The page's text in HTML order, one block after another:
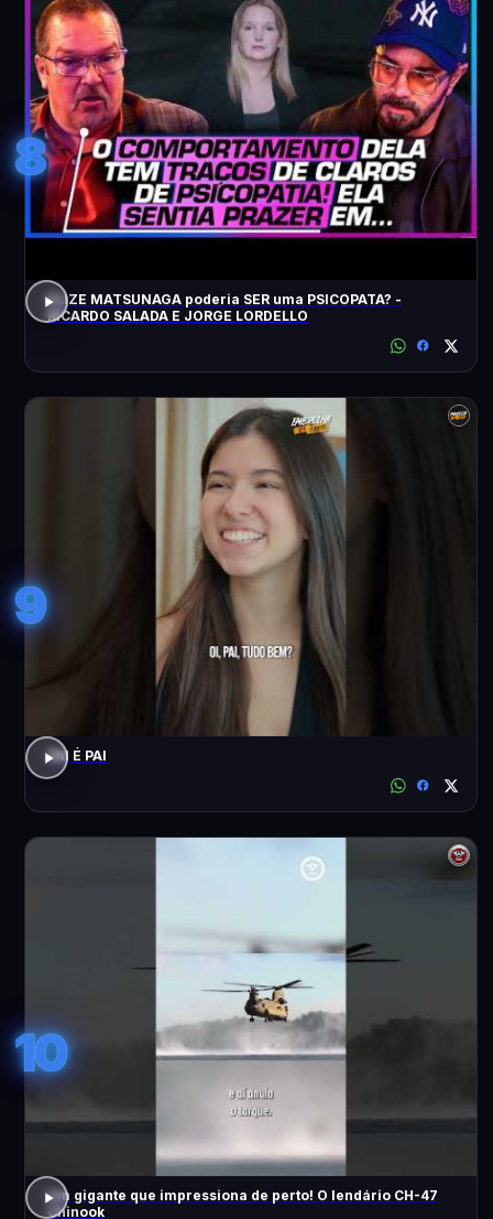
8
ELIZE MATSUNAGA poderia SER uma PSICOPATA? -
RICARDO SALADA E JORGE LORDELLO
9
PAI É PAI
10
Um gigante que impressiona de perto! O lendário CH-47
Chinook